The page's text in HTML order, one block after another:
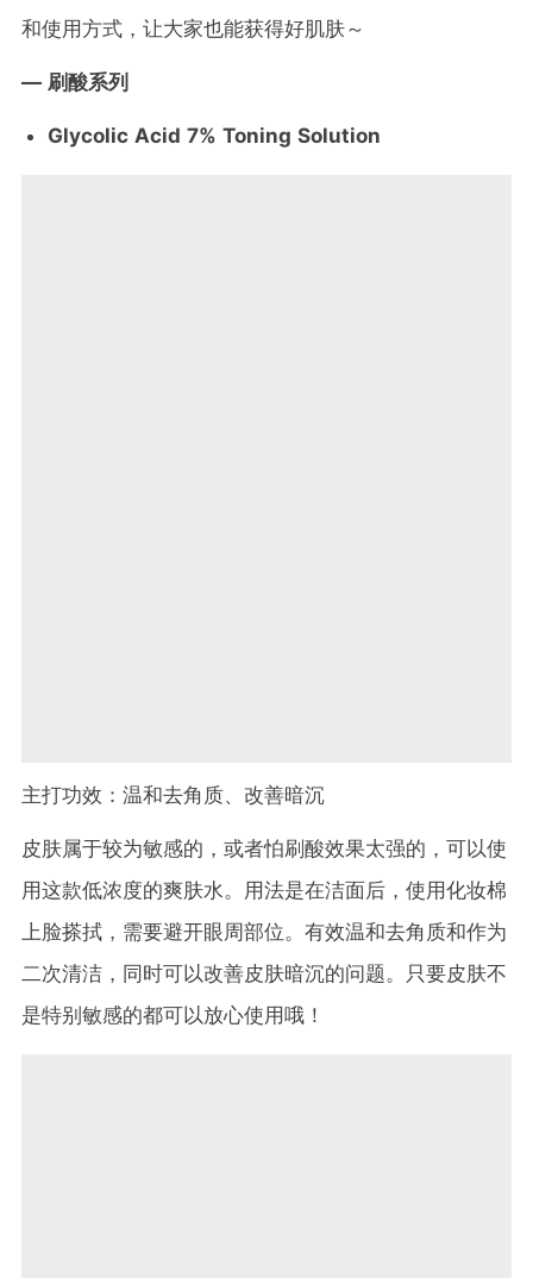
和使用方式，让大家也能获得好肌肤～
— 刷酸系列
Glycolic Acid 7% Toning Solution
主打功效：温和去角质、改善暗沉
皮肤属于较为敏感的，或者怕刷酸效果太强的，可以使
用这款低浓度的爽肤水。用法是在洁面后，使用化妆棉
上脸搽拭，需要避开眼周部位。有效温和去角质和作为
二次清洁，同时可以改善皮肤暗沉的问题。只要皮肤不
是特别敏感的都可以放心使用哦！